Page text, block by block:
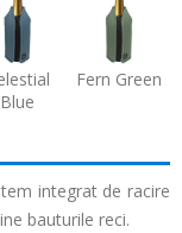
Blue
Fern Green
integrat de racire
bauturile reci.